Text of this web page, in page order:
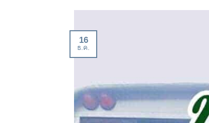
16
ธ.ค.